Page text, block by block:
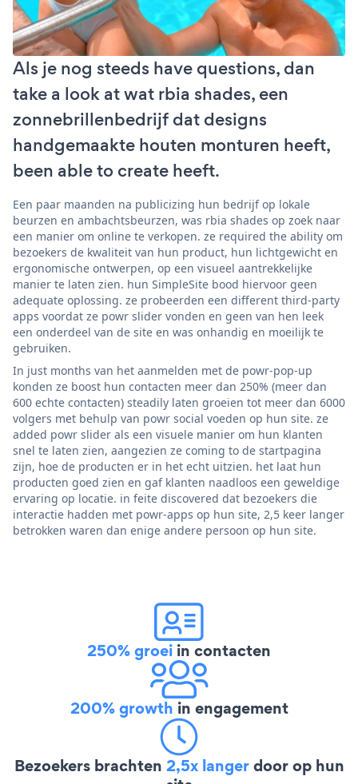
Als je nog steeds have questions, dan
take a look at wat rbia shades, een
zonnebrillenbedrijf dat designs
handgemaakte houten monturen heeft,
been able to create heeft.
Een paar maanden na publicizing hun bedrijf op lokale
beurzen en ambachtsbeurzen, was rbia shades op zoek naar
een manier om online te verkopen. ze required the ability om
bezoekers de kwaliteit van hun product, hun lichtgewicht en
ergonomische ontwerpen, op een visueel aantrekkelijke
manier te laten zien. hun SimpleSite bood hiervoor geen
adequate oplossing. ze probeerden een different third-party
apps voordat ze powr slider vonden en geen van hen leek
een onderdeel van de site en was onhandig en moeilijk te
gebruiken.
In just months van het aanmelden met de powr-pop-up
konden ze boost hun contacten meer dan 250% (meer dan
600 echte contacten) steadily laten groeien tot meer dan 6000
volgers met behulp van powr social voeden op hun site. ze
added powr slider als een visuele manier om hun klanten
snel te laten zien, aangezien ze coming to de startpagina
zijn, hoe de producten er in het echt uitzien. het laat hun
producten goed zien en gaf klanten naadloos een geweldige
ervaring op locatie. in feite discovered dat bezoekers die
interactie hadden met powr-apps op hun site, 2,5 keer langer
betrokken waren dan enige andere persoon op hun site.
250% groei in contacten
200% growth in engagement
Bezoekers brachten 2,5x langerdoor op hun